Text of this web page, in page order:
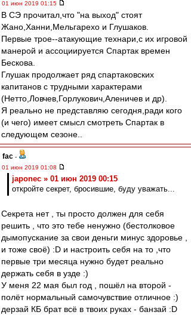
01 июн 2019 01:15
В СЭ прочитал,что "на выход" стоят
Жано,Ханни,Мельгарехо и Глушаков.
Первые трое--атакующие технари,с их игровой
манерой и ассоциируется Спартак времен
Бескова.
Глушак продолжает ряд спартаковских
капитанов с трудными характерами
(Нетто,Ловчев,Горлукович,Аленичев и др).
Я реально не представляю сегодня,ради кого
(и чего) имеет смысл смотреть Спартак в
следующем сезоне..
fac -
01 июн 2019 01:08
japonec » 01 июн 2019 00:15
откройте секрет, бросившие, буду уважать...
Секрета нет , ты просто должен для себя
решить , что это тебе ненужно (бестолковое
дымопускание за свои деньги минус здоровье ,
и тоже своё) :D и настроить себя на то ,что
первые три месяца нужно будет реально
держать себя в узде :)
У меня 22 мая был год , пошёл на второй -
полёт нормальный самочувствие отличное :)
дерзай КБ брат всё в твоих руках - банзай :D